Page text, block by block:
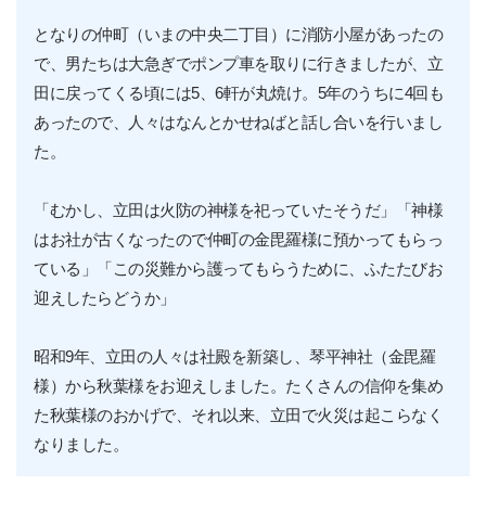
となりの仲町（いまの中央二丁目）に消防小屋があったの
で、男たちは大急ぎでポンプ車を取りに行きましたが、立
田に戻ってくる頃には5、6軒が丸焼け。5年のうちに4回も
あったので、人々はなんとかせねばと話し合いを行いまし
た。
「むかし、立田は火防の神様を祀っていたそうだ」「神様
はお社が古くなったので仲町の金毘羅様に預かってもらっ
ている」「この災難から護ってもらうために、ふたたびお
迎えしたらどうか」
昭和9年、立田の人々は社殿を新築し、琴平神社（金毘羅
様）から秋葉様をお迎えしました。たくさんの信仰を集め
た秋葉様のおかげで、それ以来、立田で火災は起こらなく
なりました。